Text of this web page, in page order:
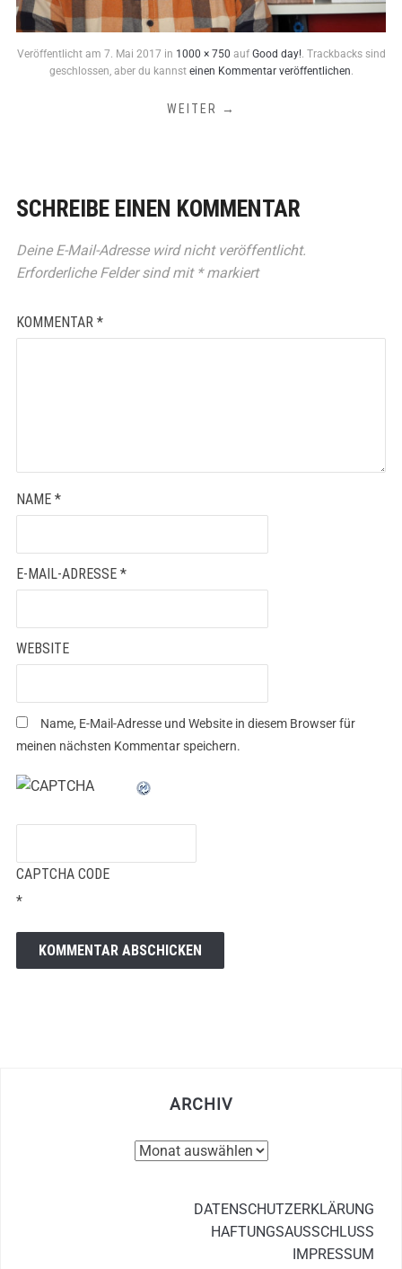
Veröffentlicht am 7. Mai 2017 in 1000 × 750 auf Good day!. Trackbacks sind
geschlossen, aber du kannst einen Kommentar veröffentlichen.
WEITER →
SCHREIBE EINEN KOMMENTAR
Deine E-Mail-Adresse wird nicht veröffentlicht.
Erforderliche Felder sind mit *markiert
KOMMENTAR *
NAME *
E-MAIL-ADRESSE *
WEBSITE
Name, E-Mail-Adresse und Website in diesem Browser für
meinen nächsten Kommentar speichern.
CAPTCHA CODE
*
ARCHIV
DATENSCHUTZERKLÄRUNG
HAFTUNGSAUSSCHLUSS
IMPRESSUM